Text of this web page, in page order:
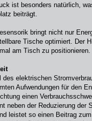
ist besonders natürlich,
beiträgt.
bringt nicht nur
Tische optimiert. Der
am Tisch zu positionieren.
elektrischen
Aufwendungen für den
einen
neben der Reduzierung der
leistet so einen Beitrag